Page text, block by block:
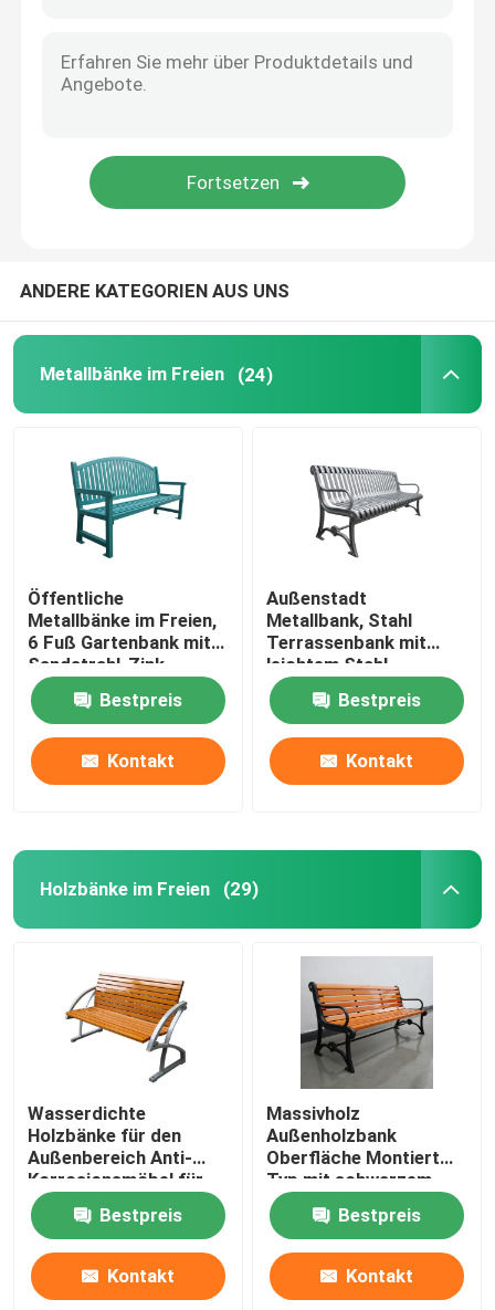
Hundemüllbehälter
Metallbaumschutz
ANDERE KATEGORIEN AUS UNS
Metallbänke im Freien (24)
Öffentliche
Metallbänke im Freien,
6 Fuß Gartenbank mit
Sandstrahl-Zink-
Spray-Finish
Bestpreis
Kontakt
Außenstadt
Metallbank, Stahl
Terrassenbank mit
leichtem Stahl
Gusseisenmaterial
Bestpreis
Kontakt
Holzbänke im Freien (29)
Wasserdichte
Holzbänke für den
Außenbereich Anti-
Korrosionsmöbel für
Campus-Schulen
Bestpreis
Kontakt
Massivholz
Außenholzbank
Oberfläche Montiert
Typ mit schwarzem
Stahlrahmen
Bestpreis
Kontakt